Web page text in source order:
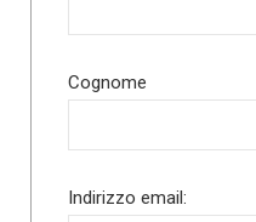
Cognome
Indirizzo email: